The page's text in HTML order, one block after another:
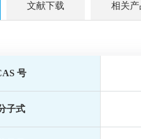
文献下载 相关产
号
子式